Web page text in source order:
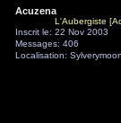
Acuzena
L'Aubergiste
Inscrit le: 22 Nov 2003
Messages: 406
Localisation: Sylverymoon